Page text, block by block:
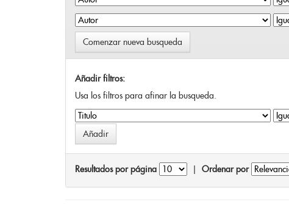
Comenzar nueva busqueda
Añadir filtros:
Usa los filtros para afinar la busqueda.
Resultados por página Ordenar por